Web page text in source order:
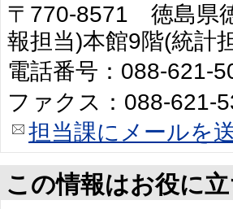
〒770-8571 徳島県
報担当)本館9階(統計
電話番号：088-621-
ファクス：088-621-
担当課にメールを
この情報はお役に